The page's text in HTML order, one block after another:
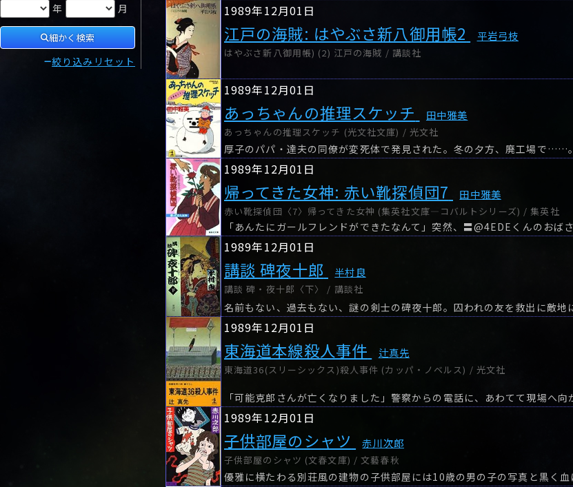
年
月
細かく検索
絞り込みリセット
1989年12月01日
江戸の海賊: はやぶさ新八御用帳2 平岩弓枝
はやぶさ新八御用帳) (2) 江戸の海賊 / 講談社
1989年12月01日
あっちゃんの推理スケッチ 田中雅美
あっちゃんの推理スケッチ (光文社文庫) / 光文社
厚子のパパ・達夫の同僚が変死体で発見された。冬の夕方、廃工場で……。
1989年12月01日
帰ってきた女神: 赤い靴探偵団7 田中雅美
赤い靴探偵団〈7〉帰ってきた女神 (集英社文庫―コバルトシリーズ) / 集英社
1989年12月01日
講談 碑夜十郎 半村良
講談 碑・夜十郎〈下〉 / 講談社
1989年12月01日
東海道本線殺人事件 辻真先
東海道36(スリーシックス)殺人事件 (カッパ・ノベルス) / 光文社
1989年12月01日
子供部屋のシャツ 赤川次郎
子供部屋のシャツ (文春文庫) / 文藝春秋